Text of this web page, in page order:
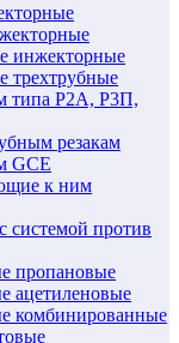
инжекторные
трехтрубные
типа Р2А, Р3П,
резакам
GCE
к ним
системой против
пропановые
ацетиленовые
комбинированные